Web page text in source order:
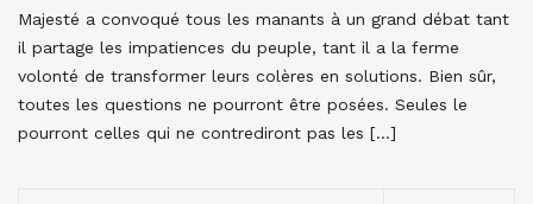
Majesté a convoqué tous les manants à un grand débat tant
il partage les impatiences du peuple, tant il a la ferme
volonté de transformer leurs colères en solutions. Bien sûr,
toutes les questions ne pourront être posées. Seules le
pourront celles qui ne contrediront pas les […]